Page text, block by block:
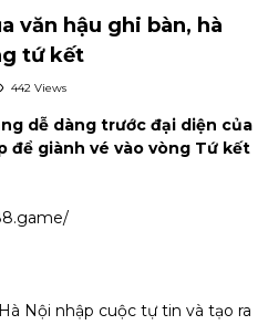
hậu ghi bàn, hà nội giành vé vào vòng tứ
văn hậu ghi bàn, hà
tứ kết
442 Views
dễ dàng trước đại diện của
để giành vé vào vòng Tứ kết
Nội nhập cuộc tự tin và tạo ra